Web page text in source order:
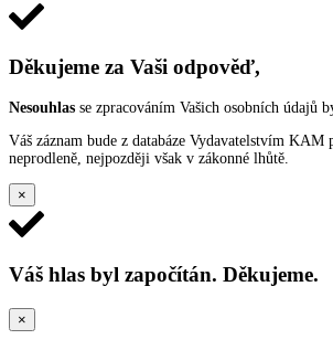
Děkujeme za Vaši odpověď,
Nesouhlas se zpracováním Vašich osobních údajů
Váš záznam bude z databáze Vydavatelstvím KAM
neprodleně, nejpozději však v zákonné lhůtě.
×
Váš hlas byl započítán. Děkujeme.
×